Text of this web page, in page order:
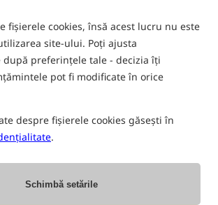
fișierele cookies, însă acest lucru nu este
site-ului. Poți ajusta
preferințele tale - decizia îți
pot fi modificate în orice
despre fișierele cookies găsești în
.
Schimbă setările
M A 1 L Ț Î W P C
H
de bază
- este un amestec pentru producția de